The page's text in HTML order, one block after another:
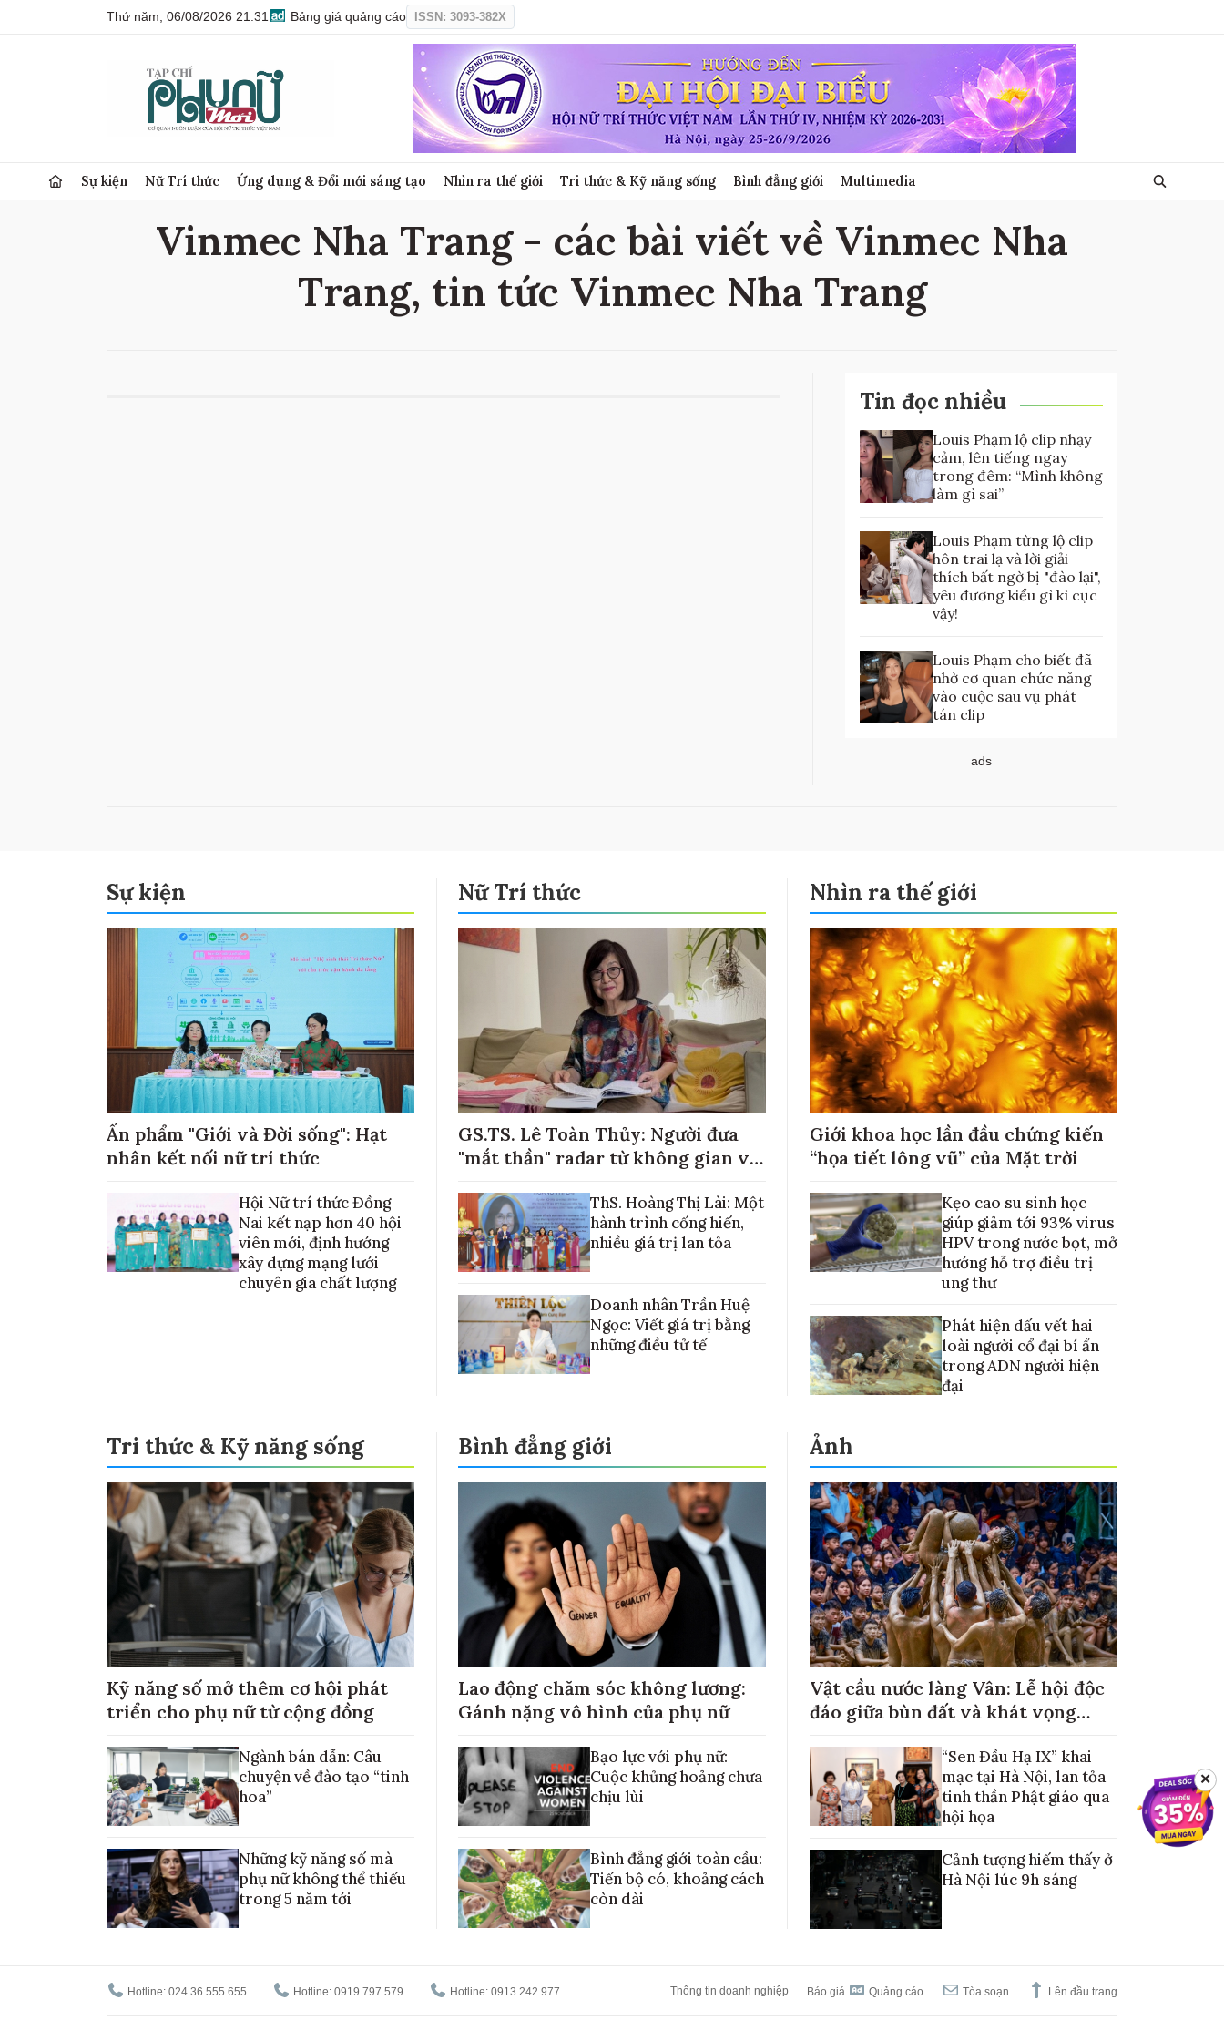
Thứ năm, 06/08/2026 21:31 Bảng giá quảng cáo ISSN: 3093-382X
Sự kiện Nữ Trí thức Ứng dụng & Đổi mới sáng tạo Nhìn ra thế giới Tri thức & Kỹ năng sống Bình đẳng giới Multimedia
Vinmec Nha Trang - các bài viết về Vinmec Nha
Trang, tin tức Vinmec Nha Trang
Tin đọc nhiều
Louis Phạm lộ clip nhạy
cảm, lên tiếng ngay
trong đêm: “Mình không
làm gì sai”
Louis Phạm từng lộ clip
hôn trai lạ và lời giải
thích bất ngờ bị "đào lại",
yêu đương kiểu gì kì cục
vậy!
Louis Phạm cho biết đã
nhờ cơ quan chức năng
vào cuộc sau vụ phát
tán clip
ads
Sự kiện
Ấn phẩm "Giới và Đời sống": Hạt
nhân kết nối nữ trí thức
Hội Nữ trí thức Đồng
Nai kết nạp hơn 40 hội
viên mới, định hướng
xây dựng mạng lưới
chuyên gia chất lượng
Nữ Trí thức
GS.TS. Lê Toàn Thủy: Người đưa
"mắt thần" radar từ không gian về
ThS. Hoàng Thị Lài: Một
hành trình cống hiến,
nhiều giá trị lan tỏa
Doanh nhân Trần Huệ
Ngọc: Viết giá trị bằng
những điều tử tế
Nhìn ra thế giới
Giới khoa học lần đầu chứng kiến
“họa tiết lông vũ” của Mặt trời
Kẹo cao su sinh học
giúp giảm tới 93% virus
HPV trong nước bọt, mở
hướng hỗ trợ điều trị
ung thư
Phát hiện dấu vết hai
loài người cổ đại bí ẩn
trong ADN người hiện
đại
Tri thức & Kỹ năng sống
Kỹ năng số mở thêm cơ hội phát
triển cho phụ nữ từ cộng đồng
Ngành bán dẫn: Câu
chuyện về đào tạo “tinh
hoa”
Những kỹ năng số mà
phụ nữ không thể thiếu
trong 5 năm tới
Bình đẳng giới
Lao động chăm sóc không lương:
Gánh nặng vô hình của phụ nữ
Bạo lực với phụ nữ:
Cuộc khủng hoảng chưa
chịu lùi
Bình đẳng giới toàn cầu:
Tiến bộ có, khoảng cách
còn dài
Ảnh
Vật cầu nước làng Vân: Lễ hội độc
đáo giữa bùn đất và khát vọng
“Sen Đầu Hạ IX” khai
mạc tại Hà Nội, lan tỏa
tinh thần Phật giáo qua
hội họa
Cảnh tượng hiếm thấy ở
Hà Nội lúc 9h sáng
Hotline: 024.36.555.655 Hotline: 0919.797.579 Hotline: 0913.242.977 Thông tin doanh nghiệp Báo giá Quảng cáo Tòa soạn Lên đầu trang
✕